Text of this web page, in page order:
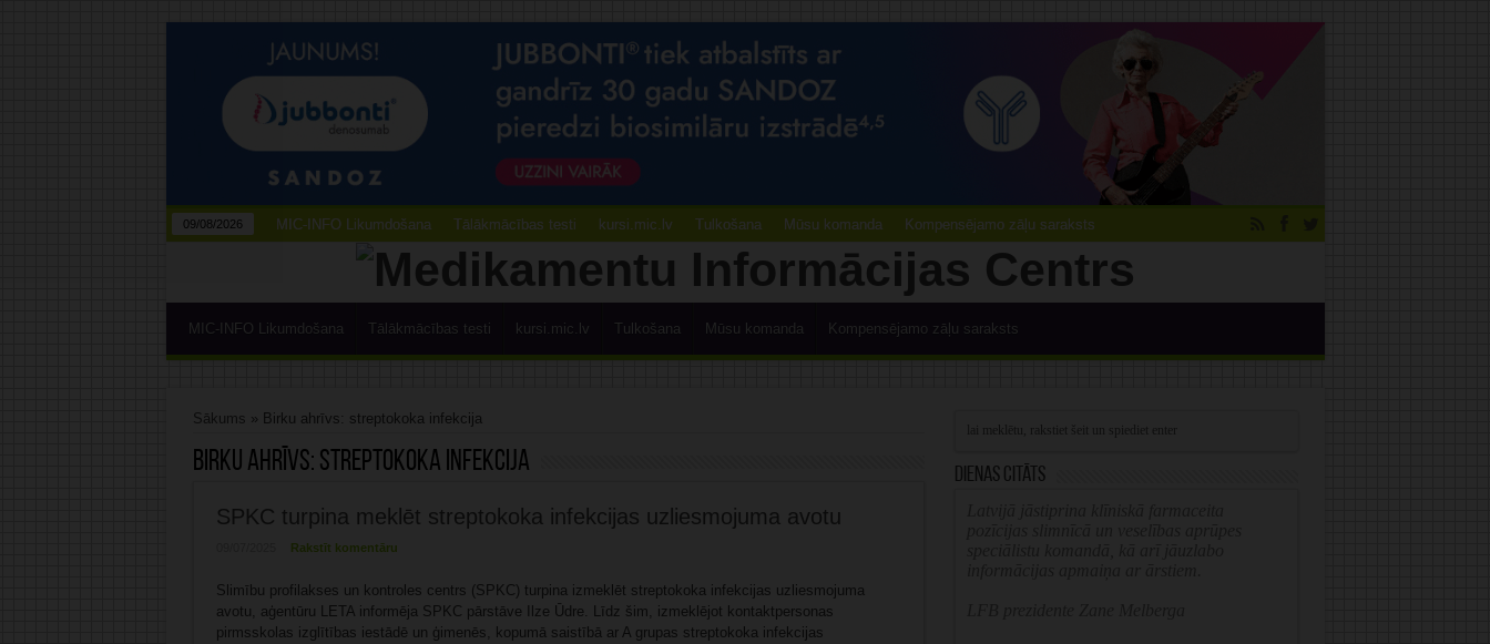
09/08/2026 MIC-INFO Likumdošana Tālākmācības testi kursi.mic.lv Tulkošana Mūsu komanda Kompensējamo zāļu saraksts
MIC-INFO Likumdošana Tālākmācības testi kursi.mic.lv Tulkošana Mūsu komanda Kompensējamo zāļu saraksts
Sākums » Birku ahrīvs: streptokoka infekcija
Birku ahrīvs: streptokoka infekcija
SPKC turpina meklēt streptokoka infekcijas uzliesmojuma avotu
Rakstīt komentāru
Slimību profilakses un kontroles centrs (SPKC) turpina izmeklēt streptokoka infekcijas uzliesmojuma
avotu, aģentūru LETA informēja SPKC pārstāve Ilze Ūdre. Līdz šim, izmeklējot kontaktpersonas
pirmsskolas izglītības iestādē un ģimenēs, kopumā saistībā ar A grupas streptokoka infekcijas
Dienas citāts